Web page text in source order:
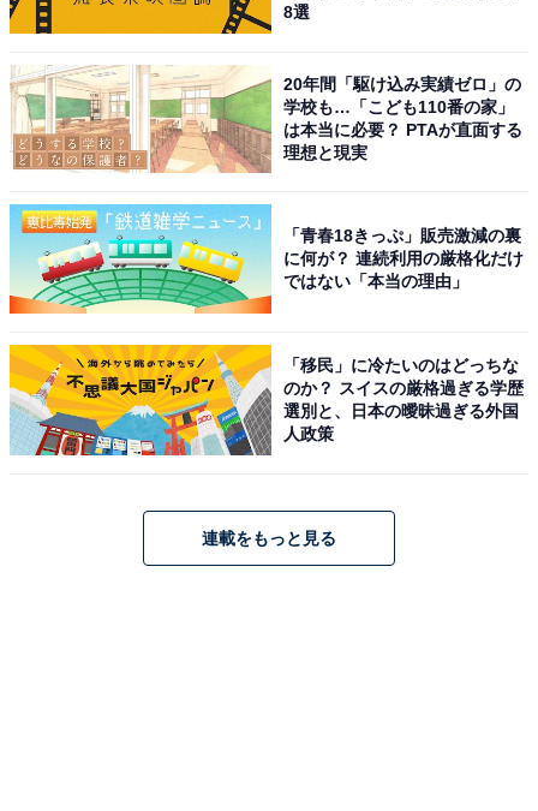
た芝生広場と遊具施設を備えた公園が隣接しており、フ
ンで快適な空間が人気を集めました。
回答者からは「ふわふわドーム、水遊び場、屋内遊具が
ある」（40代女性／愛知県）、「道の駅『KOKOくろ
べ』に子連れで行きたい理由は、子供が水遊びできるエ
リアや、『ふわふわドーム』などの遊具、そしてキッズ
フロアが設けられていることが挙げられます。また、フ
ードコートや地元の農産物・土産物も充実しているた
め、遊びながら食事や買い物を楽しめる点も魅力です」
（30代男性／東京都）、「屋内外に遊び場があって天候
を気にしなくていい」（20代女性／福岡県）といった声
が集まりました。
※回答者からのコメントは原文ママです
8選
20年間「駆け込み実績ゼロ」の
学校も…「こども110番の家」
は本当に必要？ PTAが直面する
理想と現実
「青春18きっぷ」販売激減の裏
に何が？ 連続利用の厳格化だけ
ではない「本当の理由」
「移民」に冷たいのはどっちな
のか？ スイスの厳格過ぎる学歴
選別と、日本の曖昧過ぎる外国
人政策
連載をもっと見る